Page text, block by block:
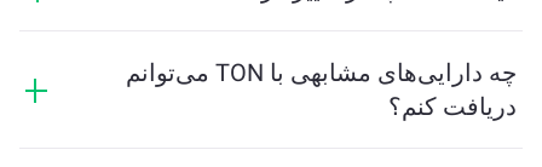
چه دارایی‌های مشابهی با TON می‌توانم
دریافت کنم؟